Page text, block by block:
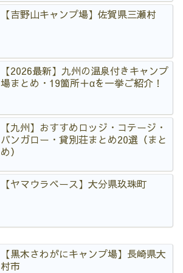
【吉野山キャンプ場】佐賀県三瀬村
【2026最新】九州の温泉付きキャンプ
場まとめ・19箇所＋αを一挙ご紹介！
【九州】おすすめロッジ・コテージ・
バンガロー・貸別荘まとめ20選（まと
め）
【ヤマウラベース】大分県玖珠町
【黒木さわがにキャンプ場】長崎県大
村市